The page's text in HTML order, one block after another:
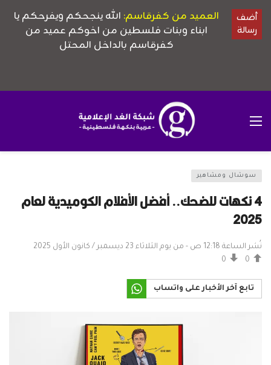
سوشال ومشاهير
4 نكهات للضحك.. أفضل الأفلام الكوميدية لعام
2025
نُشر الساعة 12:18 ص - من يوم الثلاثاء 23 ديسمبر / كانون الأول 2025
0
0
تابع آخر الأخبار على واتساب